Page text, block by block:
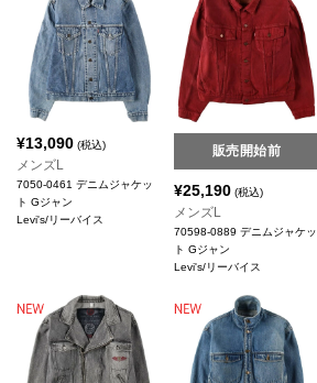
¥13,090 (税込)
メンズL
7050-0461 デニムジャケッ
ト Gジャン
Levi's/リーバイス
販売開始前
¥25,190(税込)
メンズL
70598-0889 デニムジャケッ
ト Gジャン
Levi's/リーバイス